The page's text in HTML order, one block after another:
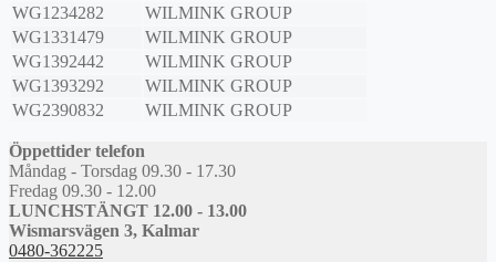
WG1234282
WILMINK GROUP
WG1331479
WILMINK GROUP
WG1392442
WILMINK GROUP
WG1393292
WILMINK GROUP
WG2390832
WILMINK GROUP
Öppettider telefon
Måndag - Torsdag 09.30 - 17.30
Fredag 09.30 - 12.00
LUNCHSTÄNGT 12.00 - 13.00
Wismarsvägen 3, Kalmar
0480-362225